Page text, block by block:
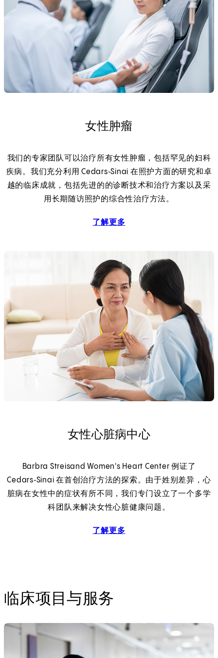
女性肿瘤
我们的专家团队可以治疗所有女性肿瘤，包括罕见的妇科
疾病。我们充分利用 Cedars‑Sinai 在照护方面的研究和卓
越的临床成就，包括先进的的诊断技术和治疗方案以及采
用长期随访照护的综合性治疗方法。
了解更多
女性心脏病中心
Barbra Streisand Women's Heart Center 例证了
Cedars‑Sinai 在首创治疗方法的探索。由于姓别差异，心
脏病在女性中的症状有所不同，我们专门设立了一个多学
科团队来解决女性心脏健康问题。
了解更多
临床项目与服务